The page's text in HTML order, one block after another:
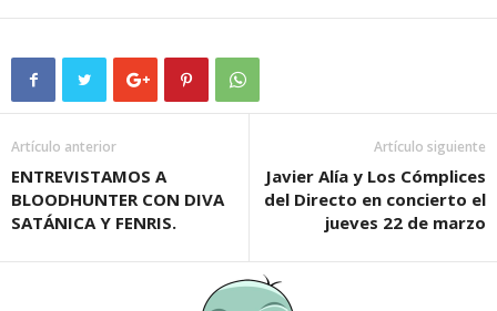
Artículo anterior
ENTREVISTAMOS A
BLOODHUNTER CON DIVA
SATÁNICA Y FENRIS.
Artículo siguiente
Javier Alía y Los Cómplices
del Directo en concierto el
jueves 22 de marzo